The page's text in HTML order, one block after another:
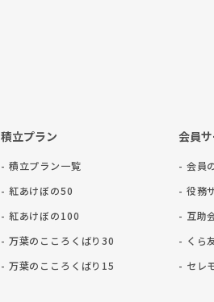
積立プラン
- 積立プラン一覧
- 紅あけぼの50
- 紅あけぼの100
- 万葉のこころくばり30
- 万葉のこころくばり15
会員
- 会員
- 役務
- 互助
- くら
- セレ